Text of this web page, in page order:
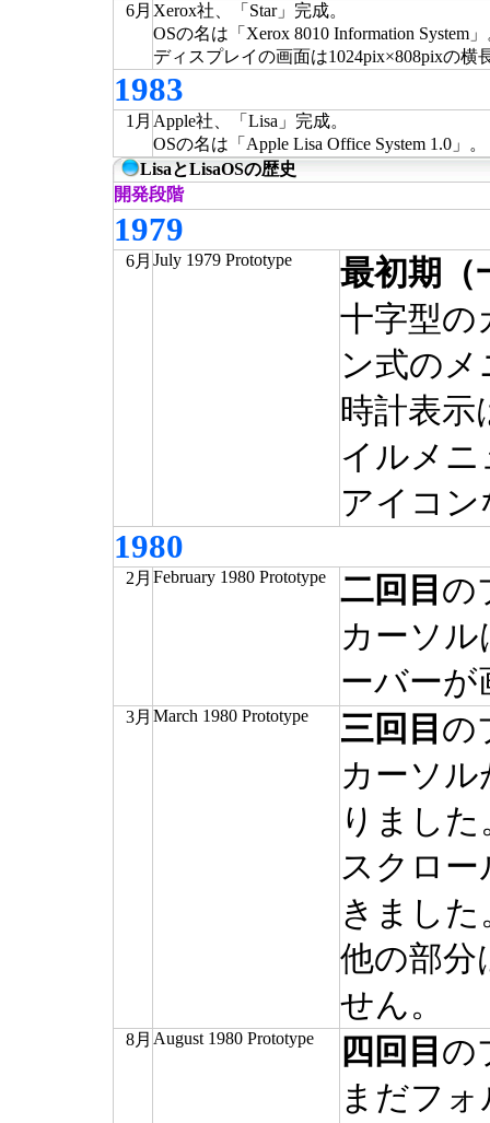
6月 Xerox社、「Star」完成。
OSの名は「Xerox 8010 Information System
ディスプレイの画面は1024pix×808pixの
1983
1月 Apple社、「Lisa」完成。
OSの名は「Apple Lisa Office System 1.0」。
LisaとLisaOSの歴史
開発段階
1979
6月 July 1979 Prototype
最初期（
十字型の
ン式の
時計表示
イルメ
アイコ
1980
2月 February 1980 Prototype 二回目 の
カーソ
ーバーが
3月 March 1980 Prototype 三回目 の
カーソ
りました
スクロー
きました
他の部分
せん。
8月 August 1980 Prototype 四回目 の
まだフ